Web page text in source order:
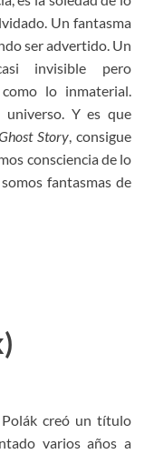
Un fantasma
ser advertido. Un
invisible pero
lo inmaterial.
Y es que
Story, consigue
consciencia de lo
fantasmas de
creó un título
varios años a